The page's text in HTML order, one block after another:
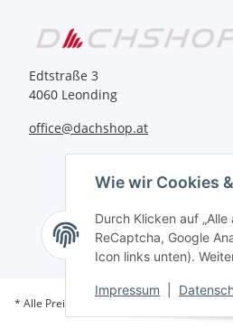
Edtstraße 3
4060 Leonding
office@dachshop.at
* Alle Preise inkl. gesetzlicher USt., zzgl.
Wie wir Cookies
Durch Klicken auf
ReCaptcha, Google
Icon links unten).
Impressum